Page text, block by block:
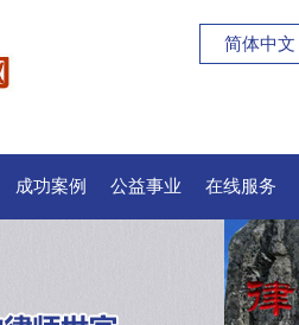
简体中文
成功案例 公益事业 在线服务